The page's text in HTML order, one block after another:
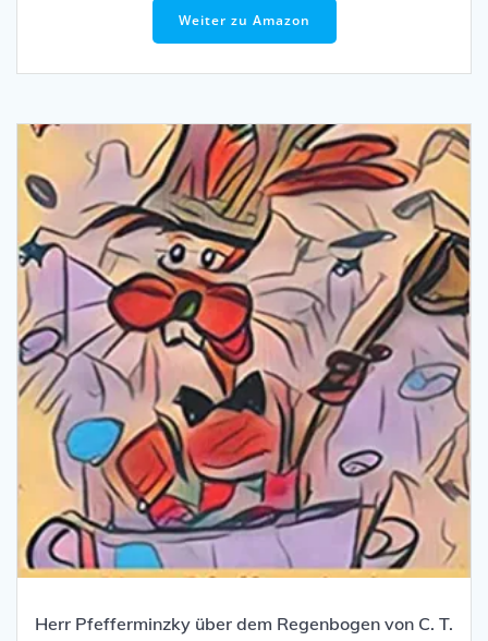
Weiter zu Amazon
Herr Pfefferminzky über dem Regenbogen von C. T.